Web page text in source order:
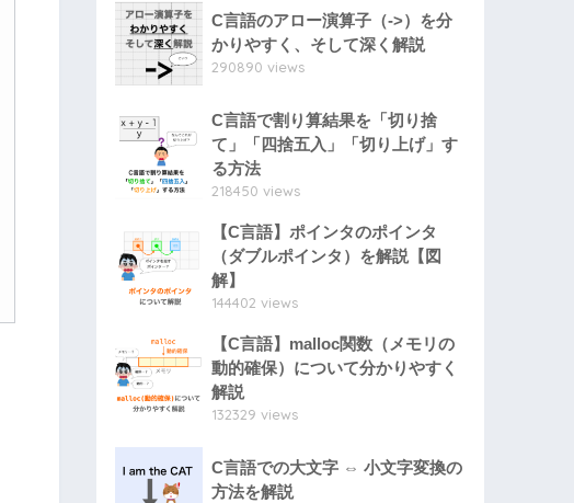
C言語のアロー演算子（->）を分
かりやすく、そして深く解説
290890 views
C言語で割り算結果を「切り捨
て」「四捨五入」「切り上げ」す
る方法
218450 views
【C言語】ポインタのポインタ
（ダブルポインタ）を解説【図
解】
144402 views
【C言語】malloc関数（メモリの
動的確保）について分かりやすく
解説
132329 views
C言語での大文字 ⇔ 小文字変換の
方法を解説